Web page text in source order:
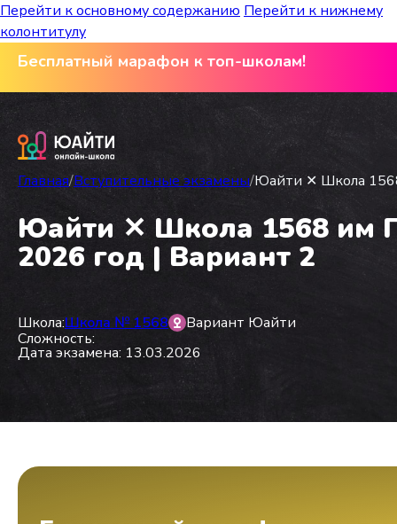
Перейти к основному содержанию Перейти к нижнему
колонтитулу
Бесплатный марафон к топ-школам!
Главная/Вступительные экзамены/Юайти ✕ Школа
Юайти ✕ Школа 1568 им
2026 год | Вариант 2
Школа:Школа № 1568
Вариант Юайти
Сложность:
Дата экзамена: 13.03.2026